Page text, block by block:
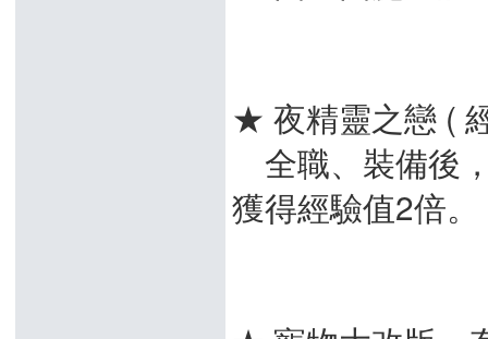
★ 夜精靈之戀 (
全職、裝備後
獲得經驗值2倍。